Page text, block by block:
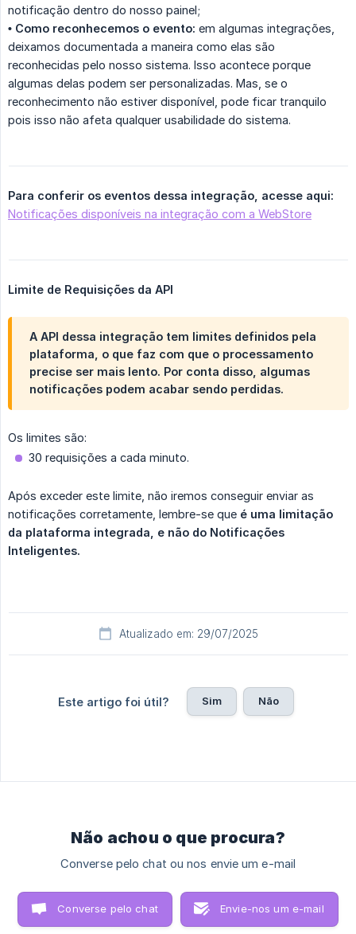
notificação dentro do nosso painel;
• Como reconhecemos o evento: em algumas integrações,
deixamos documentada a maneira como elas são
reconhecidas pelo nosso sistema. Isso acontece porque
algumas delas podem ser personalizadas. Mas, se o
reconhecimento não estiver disponível, pode ficar tranquilo
pois isso não afeta qualquer usabilidade do sistema.
Para conferir os eventos dessa integração, acesse aqui:
Notificações disponíveis na integração com a WebStore
Limite de Requisições da API
A API dessa integração tem limites definidos pela
plataforma, o que faz com que o processamento
precise ser mais lento. Por conta disso, algumas
notificações podem acabar sendo perdidas.
Os limites são:
30 requisições a cada minuto.
Após exceder este limite, não iremos conseguir enviar as
notificações corretamente, lembre-se que é uma limitação
da plataforma integrada, e não do Notificações
Inteligentes.
Atualizado em: 29/07/2025
Este artigo foi útil? Sim Não
Não achou o que procura?
Converse pelo chat ou nos envie um e-mail
Converse pelo chat Envie-nos um e-mail